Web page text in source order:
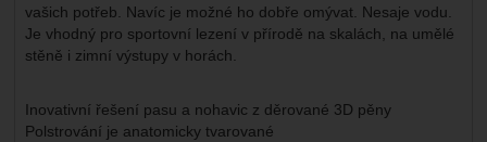
vašich potřeb. Navíc je možné ho dobře omývat. Nesaje vodu.
Je vhodný pro sportovní lezení v přírodě na skalách, na umělé
stěně i zimní výstupy v horách.
Inovativní řešení pasu a nohavic z děrované 3D pěny
Polstrování je anatomicky tvarované